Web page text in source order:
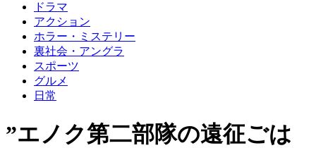
ドラマ
アクション
ホラー・ミステリー
裏社会・アングラ
スポーツ
グルメ
日常
”エノク第二部隊の遠征ごは